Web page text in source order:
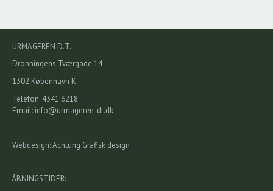
URMAGEREN D.T.
Dronningens Tværgade 14
1302 København K
Telefon. 4341 6218
Email: info@urmageren-dt.dk
Webdesign: Achtung Grafisk design
ÅBNINGSTIDER: